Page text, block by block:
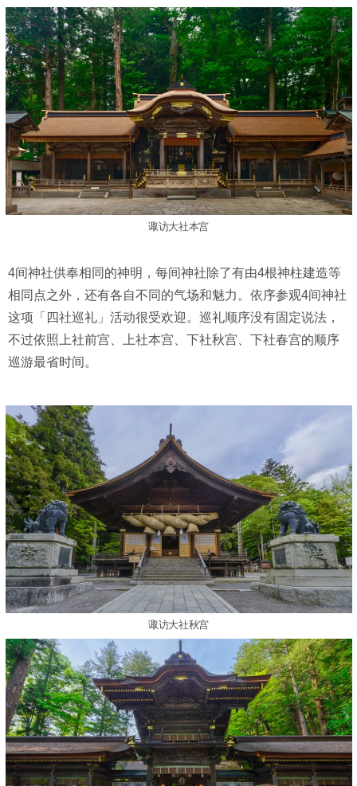
诹访⼤社本宫
4间神社供奉相同的神明，每间神社除了有由4根神柱建造等
相同点之外，还有各自不同的气场和魅力。依序参观4间神社
这项「四社巡礼」活动很受欢迎。巡礼顺序没有固定说法，
不过依照上社前宫、上社本宫、下社秋宫、下社春宫的顺序
巡游最省时间。
诹访大社秋宫